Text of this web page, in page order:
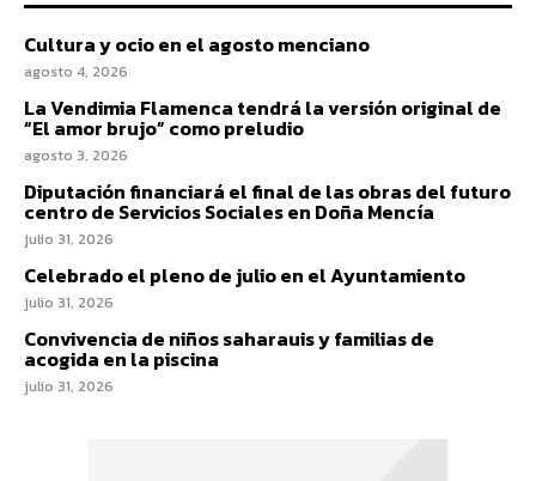
Cultura y ocio en el agosto menciano
agosto 4, 2026
La Vendimia Flamenca tendrá la versión original de
“El amor brujo” como preludio
agosto 3, 2026
Diputación financiará el final de las obras del futuro
centro de Servicios Sociales en Doña Mencía
julio 31, 2026
Celebrado el pleno de julio en el Ayuntamiento
julio 31, 2026
Convivencia de niños saharauis y familias de
acogida en la piscina
julio 31, 2026